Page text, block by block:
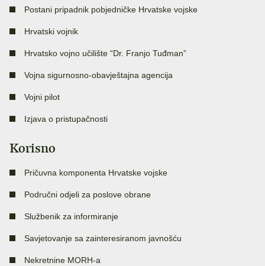
Postani pripadnik pobjedničke Hrvatske vojske
Hrvatski vojnik
Hrvatsko vojno učilište “Dr. Franjo Tuđman”
Vojna sigurnosno-obavještajna agencija
Vojni pilot
Izjava o pristupačnosti
Korisno
Pričuvna komponenta Hrvatske vojske
Područni odjeli za poslove obrane
Službenik za informiranje
Savjetovanje sa zainteresiranom javnošću
Nekretnine MORH-a